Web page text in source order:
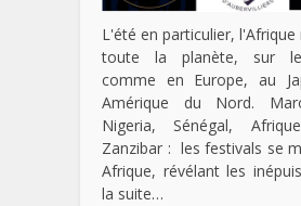
L'été en particulier,
toute la planète, sur
comme en Europe, au
Amérique du Nord.
Nigeria, Sénégal,
Zanzibar : les festivals se
Afrique, révélant les
la suite…